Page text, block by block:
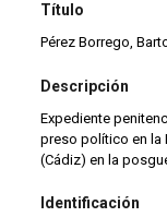
Título
Pérez Borrego,
Descripción
Expediente
preso político en la
(Cádiz) en la
Identificación